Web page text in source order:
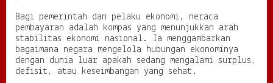
m
i
n
K
o
n
Bagi pemerintah dan pelaku ekonomi, neraca
pembayaran adalah kompas yang menunjukkan arah
stabilitas ekonomi nasional. Ia menggambarkan
bagaimana negara mengelola hubungan ekonominya
dengan dunia luar apakah sedang mengalami surplus,
defisit, atau keseimbangan yang sehat.